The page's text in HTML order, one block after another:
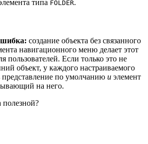
типа FOLDER.
создание объекта без связанного
навигационного меню делает этот
пользователей. Если только это не
объект, у каждого настраиваемого
по умолчанию и элемент
на него.
полезной?